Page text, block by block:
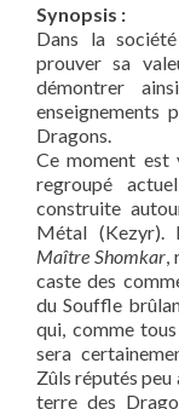
Synopsis :
Dans la
prouver sa
démontrer
enseignements
Dragons.
Ce moment est
regroupé
construite
Métal (Kezyr).
Maître Shomkar,
caste des
du Souffle
qui, comme
sera
Zûls réputés
terre des